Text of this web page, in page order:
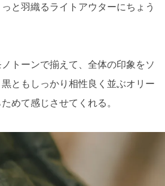
と羽織るライトアウターにちょう
トーンで揃えて、全体の印象をソ
ともしっかり相性良く並ぶオリー
めて感じさせてくれる。